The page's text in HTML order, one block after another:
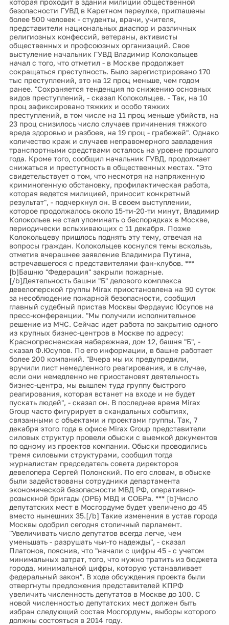
безопасности ГУВД в Каретном переулке, приглашены
более 500 человек - студенты, врачи, учителя,
представители национальных диаспор и различных
религиозных конфессий, ветераны, активисты
общественных и профсоюзных организаций. Свое
выстуление начальник ГУВД Владимир Колокольцев
начал с того, что отметил - в Москве продолжает
сокращаться преступность. Было зарегистрировано 170
тыс преступлений, это на 12 проц меньше, чем годом
ранее. "Сохраняется тенденция по снижению основных
видов преступлений, - сказал Колокольцев. - Так, на 10
проц зафиксировано тяжких и особо тяжких
преступлений, в том числе на 11 проц меньше убийств, на
23 проц снизилось число случаев причинения тяжкого
вреда здоровью и разбоев, на 19 проц - грабежей". Однако
количество краж и случаев неправомерного завладения
транспортными средствами осталось на уровне прошлого
года. Кроме того, сообщил начальник ГУВД, продолжает
снижаться и преступность в общественных местах. "Это
свидетельствует о том, что несмотря на напряженную
криминогенную обстановку, профилактическая работа,
которая ведется милицией, приносит конкретный
результат", - подчеркнул он. В своем выступлении,
которое продолжалось около 15-ти-20-ти минут, Владимир
Колокольев не стал упоминать о беспорядках в Москве,
периодически вспыхивающих с 11 декабря. Позже
Колокольцеву пришлось поднять эту тему, отвечая на
вопросы граждан. Колокольцев коснулся темы вскользь,
отметив вчерашнее заявление Владимира Путина,
встречавшегося с представителями фан-клубов. ***
[b]Башню "Федерация" закрыли пожарные.
[/b]Деятельность башни "Б" делового комплекса
девелоперской группы Mirax приостановлена на 90 суток
за несоблюдение пожарной безопасности, сообщил
главный судебный пристав Москвы Фердауис Юсупов на
пресс-конференции. "Мы получили исполнительное
решение из МЧС. Сейчас идет работа по закрытию одного
из крупных бизнес-центров в Москве по адресу:
Краснопресненская набережная, дом 12, башня "Б", -
сказал Ф.Юсупов. По его информации, в башне работает
более 200 компаний. "Вчера мы их предупредили,
вручили лист немедленного реагирования, и в случае,
если они немедленно не приостановят деятельность
бизнес-центра, мы вышлем туда группу быстрого
реагирования, которая встанет на входе и не будет
пускать людей", - сказал он. В последнее время Mirax
Group часто фигурирует в скандальных событиях,
связанными с объектами и проектами группы. Так, 7
декабря этого года в офисе Mirax Group представители
силовых структур провели обыски с выемкой документов
по одному из проектов компании. Обыски проводились
тремя силовыми структурами, сообщил тогда
журналистам председатель совета директоров
девелопера Сергей Полонский. По его словам, в обыске
были задействованы сотрудники департамента
экономической безопасности МВД РФ, оперативно-
розыскной бригады (ОРБ) МВД и СОБРа. *** [b]Число
депутатских мест в Мосгордуме будет увеличено до 45
вместо нынешних 35.[/b] Такие изменения в устав города
Москвы одобрил сегодня столичный парламент.
"Увеличивать число депутатов всегда легче, чем
уменьшать - разрушать чьи-то надежды", - сказал
Платонов, пояснив, что "начали с цифры 45 - с учетом
минимальных затрат, того, что нужно тратить из бюджета
города, минимальной цифры, которую устанавливает
федеральный закон". В ходе обсуждения проекта были
отвергнуты предложения представителей КПРФ
увеличить численность депутатов в Москве до 100. С
новой численностью депутатских мест должен быть
избран следующий состав Мосгордумы, выборы которого
должны состояться в 2014 году.